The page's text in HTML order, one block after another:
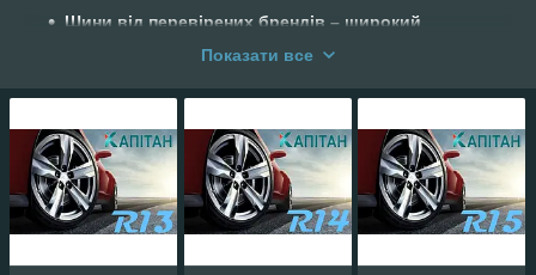
Шини від перевірених брендів – широкий
шин: Continental, Uniroyal,
Показати все